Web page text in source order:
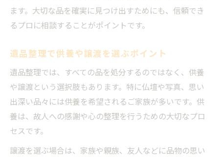
ます。大切な品を確実に見つけ出すためにも、信頼でき
るプロに相談することがポイントです。
遺品整理で供養や譲渡を選ぶポイント
遺品整理では、すべての品を処分するのではなく、供養
や譲渡という選択肢もあります。特に仏壇や写真、思い
出深い品々には供養を希望されるご家族が多いです。供
養は、故人への感謝や心の整理を行うための大切なプロ
セスです。
譲渡を選ぶ場合は、家族や親族、友人などに品物の思い